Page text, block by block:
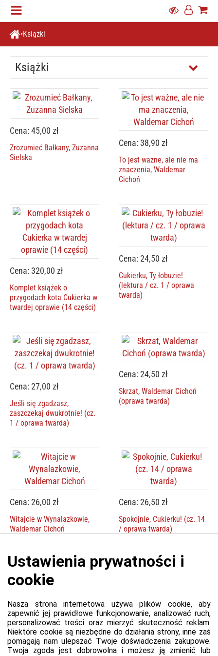
Książki
Książki
Cena: 45,00 zł
Zrozumieć Bałkany, Zuzanna
Sielska
Cena: 38,90 zł
To jest ważne, ale nie ma
znaczenia, Waldemar
Cichoń
Cena: 320,00 zł
Komplet książek o
przygodach kota Cukierka w
twardej oprawie (14 części)
Cena: 24,50 zł
Cukierku, Ty łobuzie!
(lektura / cz. 1 / oprawa
twarda)
Cena: 27,00 zł
Jeśli się zgadzasz,
zaszczekaj dwukrotnie! (cz.
1 / oprawa twarda)
Cena: 24,50 zł
Skrzat, Waldemar Cichoń
(oprawa twarda)
Cena: 26,00 zł
Witajcie w Wynalazkowie,
Waldemar Cichoń
Cena: 26,50 zł
Spokojnie, Cukierku! (cz. 14
/ oprawa twarda)
Platforma
Informacje o platformie
Polityka prywatności platformy
Zgłoś błąd lub naruszenie
Ustawienia cookie